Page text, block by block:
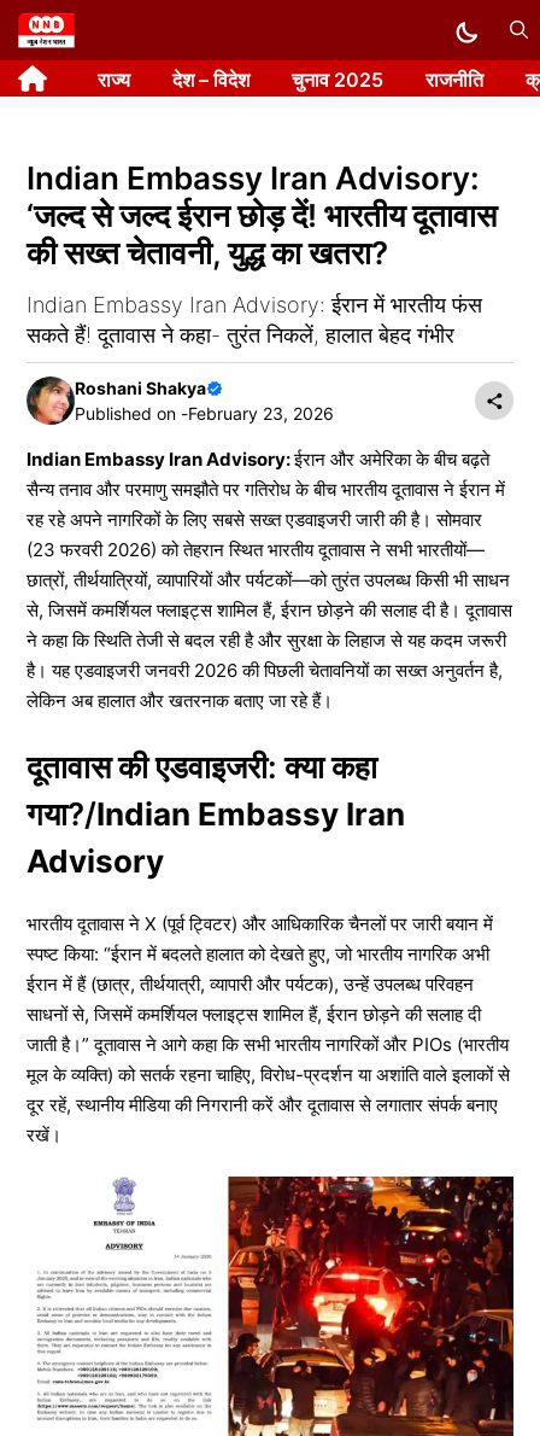
Skip
to
content राज्य देश – विदेश चुनाव 2025 राजनीति
Indian Embassy Iran Advisory:
‘जल्द से जल्द ईरान छोड़ दें! भारतीय दूतावास
की सख्त चेतावनी, युद्ध का खतरा?
Indian Embassy Iran Advisory: ईरान में भारतीय फंस
सकते हैं! दूतावास ने कहा- तुरंत निकलें, हालात बेहद गंभीर
Roshani Shakya
Published on -February 23, 2026
Indian Embassy Iran Advisory:ईरान और अमेरिका के बीच बढ़ते
सैन्य तनाव और परमाणु समझौते पर गतिरोध के बीच भारतीय दूतावास ने ईरान में
रह रहे अपने नागरिकों के लिए सबसे सख्त एडवाइजरी जारी की है। सोमवार
(23 फरवरी 2026) को तेहरान स्थित भारतीय दूतावास ने सभी भारतीयों—
छात्रों, तीर्थयात्रियों, व्यापारियों और पर्यटकों—को तुरंत उपलब्ध किसी भी साधन
से, जिसमें कमर्शियल फ्लाइट्स शामिल हैं, ईरान छोड़ने की सलाह दी है। दूतावास
ने कहा कि स्थिति तेजी से बदल रही है और सुरक्षा के लिहाज से यह कदम जरूरी
है। यह एडवाइजरी जनवरी 2026 की पिछली चेतावनियों का सख्त अनुवर्तन है,
लेकिन अब हालात और खतरनाक बताए जा रहे हैं।
दूतावास की एडवाइजरी: क्या कहा
गया?/Indian Embassy Iran
Advisory
भारतीय दूतावास ने X (पूर्व ट्विटर) और आधिकारिक चैनलों पर जारी बयान में
स्पष्ट किया: “ईरान में बदलते हालात को देखते हुए, जो भारतीय नागरिक अभी
ईरान में हैं (छात्र, तीर्थयात्री, व्यापारी और पर्यटक), उन्हें उपलब्ध परिवहन
साधनों से, जिसमें कमर्शियल फ्लाइट्स शामिल हैं, ईरान छोड़ने की सलाह दी
जाती है।” दूतावास ने आगे कहा कि सभी भारतीय नागरिकों और PIOs (भारतीय
मूल के व्यक्ति) को सतर्क रहना चाहिए, विरोध-प्रदर्शन या अशांति वाले इलाकों से
दूर रहें, स्थानीय मीडिया की निगरानी करें और दूतावास से लगातार संपर्क बनाए
रखें।